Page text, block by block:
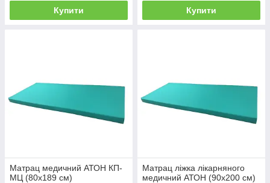
Купити Купити
Матрац медичний АТОН КП-
МЦ (80х189 см)
Матрац ліжка лікарняного
медичний АТОН (90х200 см)